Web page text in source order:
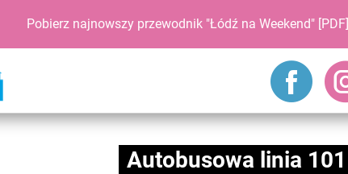
Pobierz najnowszy przewodnik "Łódź na Weekend" [PDF]
Autobusowa linia 101